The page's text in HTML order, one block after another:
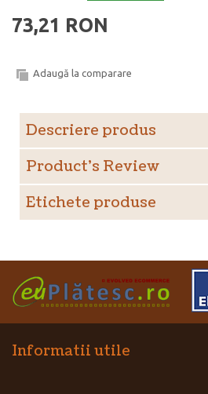
73,21 RON
Adaugă la comparare
Descriere produs
Product's Review
Etichete produse
Informatii utile